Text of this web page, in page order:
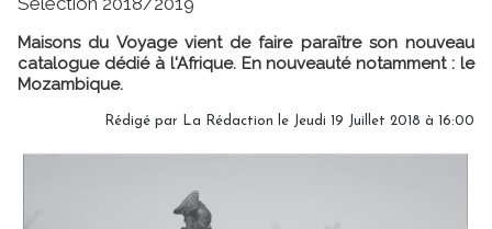
Maisons du Voyage vient de faire paraître son nouveau
catalogue dédié à l'Afrique. En nouveauté notamment : le
Mozambique.
Rédigé par La Rédaction le Jeudi 19 Juillet 2018 à 16:00